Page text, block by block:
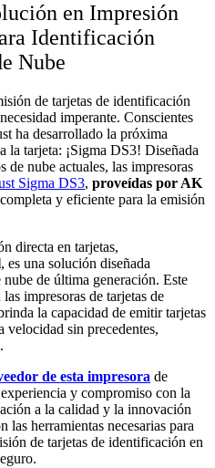
en Impresión
Identificación
Nube
de tarjetas de identificación
imperante. Conscientes
ha desarrollado la próxima
la tarjeta: ¡Sigma DS3! Diseñada
de nube actuales, las impresoras
Sigma DS3, proveídas por AK
y eficiente para la emisión
directa en tarjetas,
, es una solución diseñada
de última generación. Este
impresoras de tarjetas de
la capacidad de emitir tarjetas
velocidad sin precedentes,
de esta impresora de
y compromiso con la
a la calidad y la innovación
las herramientas necesarias para
de tarjetas de identificación en